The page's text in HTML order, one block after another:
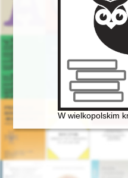
W wielkopolskim